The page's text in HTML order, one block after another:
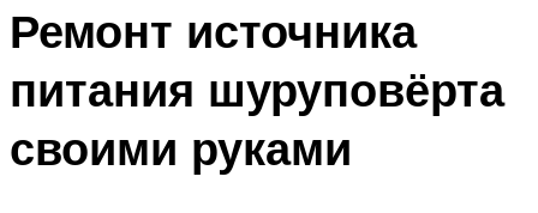
Ремонт источника
питания шуруповёрта
своими руками